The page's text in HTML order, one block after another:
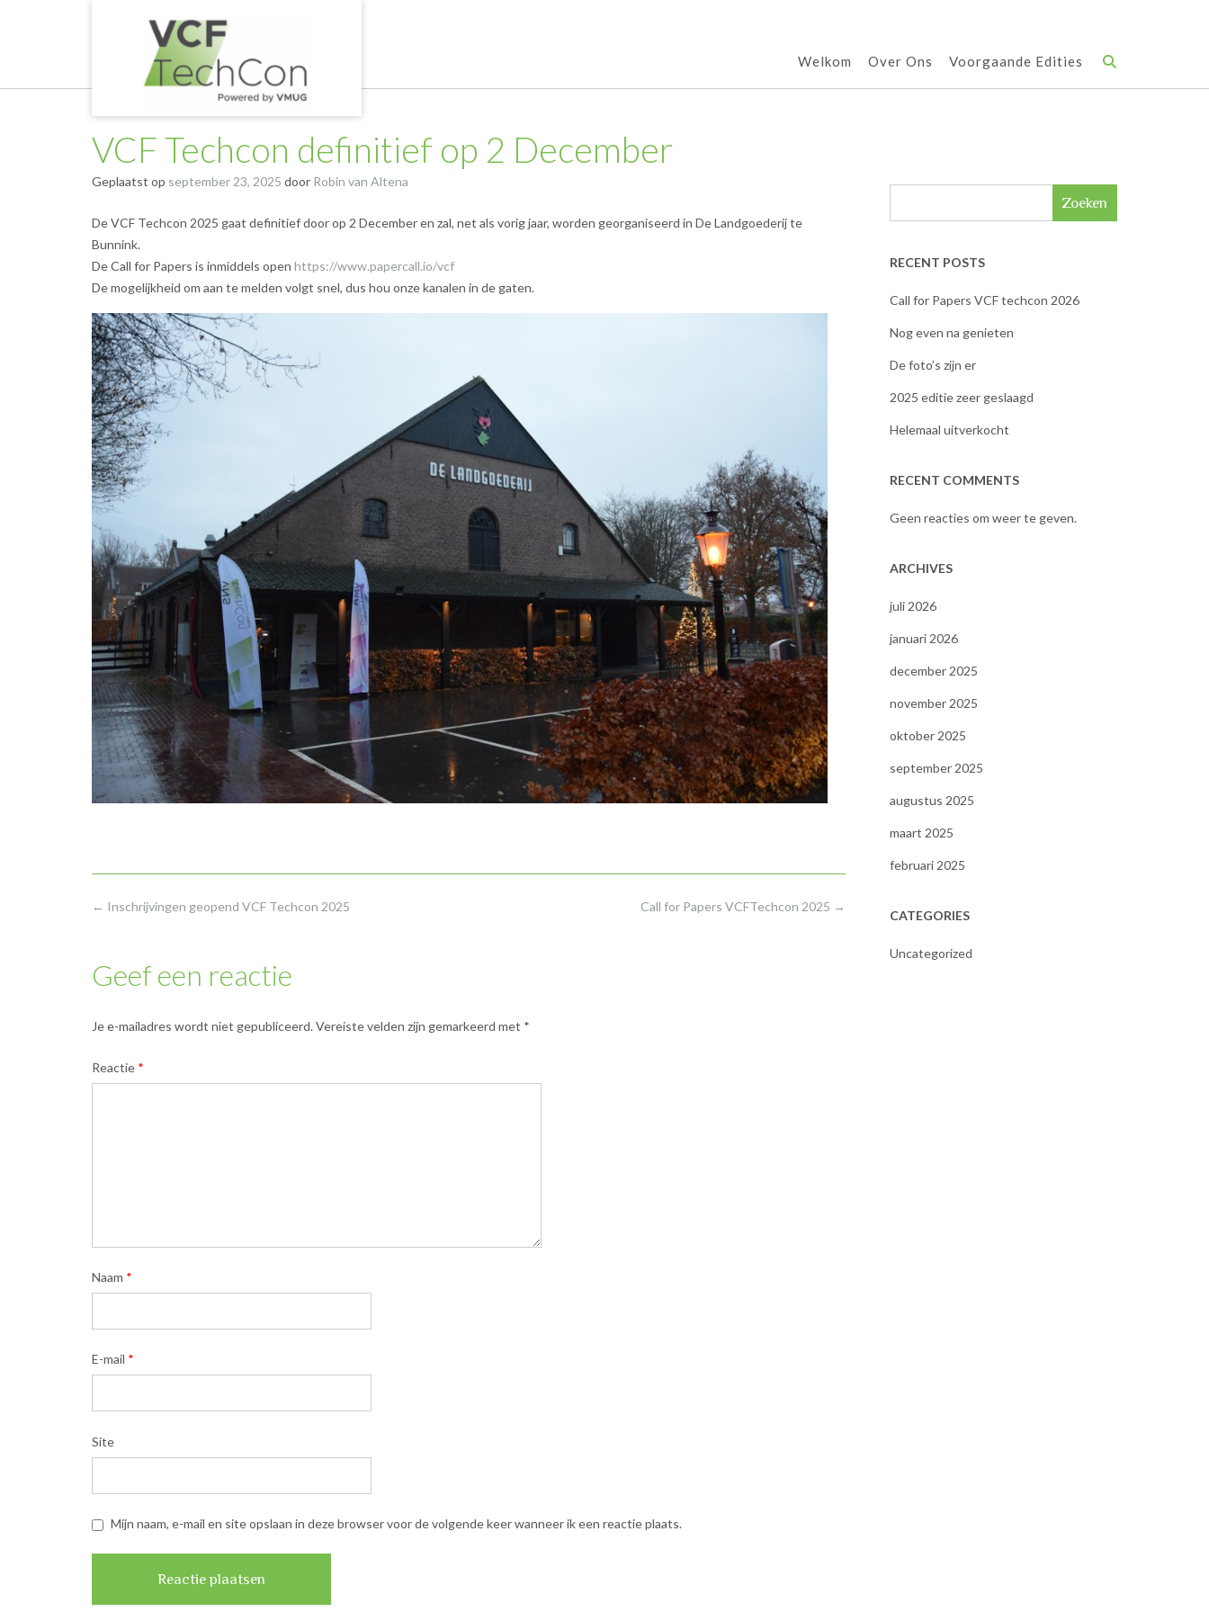
Welkom Over Ons Voorgaande Edities
VCF Techcon definitief op 2 December
Geplaatst op september 23, 2025 door Robin van Altena
De VCF Techcon 2025 gaat definitief door op 2 December en zal, net als vorig jaar, worden georganiseerd in De Landgoederij te
Bunnink.
De Call for Papers is inmiddels open https://www.papercall.io/vcf
De mogelijkheid om aan te melden volgt snel, dus hou onze kanalen in de gaten.
Bericht
Call for Papers VCFTechcon 2025 →
← Inschrijvingen geopend VCF Techcon 2025
Geef een reactie
Je e-mailadres wordt niet gepubliceerd.Vereiste velden zijn gemarkeerd met *
Reactie *
Naam *
E-mail *
Site
Mijn naam, e-mail en site opslaan in deze browser voor de volgende keer wanneer ik een reactie plaats.
Zoeken
RECENT POSTS
Call for Papers VCF techcon 2026
Nog even na genieten
De foto’s zijn er
2025 editie zeer geslaagd
Helemaal uitverkocht
RECENT COMMENTS
Geen reacties om weer te geven.
ARCHIVES
juli 2026
januari 2026
december 2025
november 2025
oktober 2025
september 2025
augustus 2025
maart 2025
februari 2025
CATEGORIES
Uncategorized